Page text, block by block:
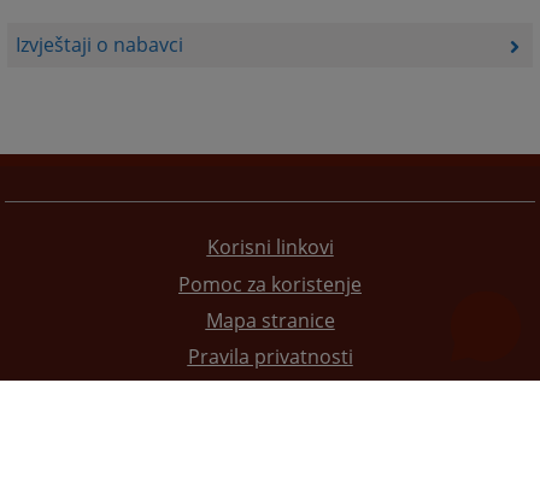
Izvještaji o nabavci
Korisni linkovi
Pomoc za koristenje
Mapa stranice
Pravila privatnosti